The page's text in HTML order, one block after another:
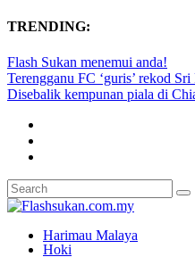
TRENDING:
Flash Sukan menemui anda!
Terengganu FC ‘guris’ rekod
Disebalik kempunan piala di
Harimau Malaya
Hoki